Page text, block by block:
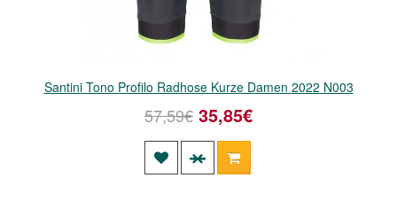
Santini Tono Profilo Radhose Kurze Damen 2022 N003
57,59€ 35,85€